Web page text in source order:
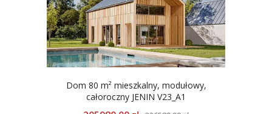
Dom 80 m² mieszkalny, modułowy,
całoroczny JENIN V23_A1